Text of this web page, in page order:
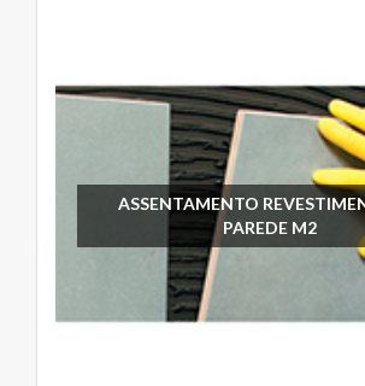
ASSENTAMENTO
PAREDE M2